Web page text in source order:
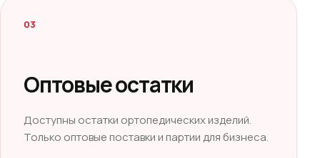
03
Оптовые остатки
Доступны остатки ортопедических изделий.
Только оптовые поставки и партии для бизнеса.